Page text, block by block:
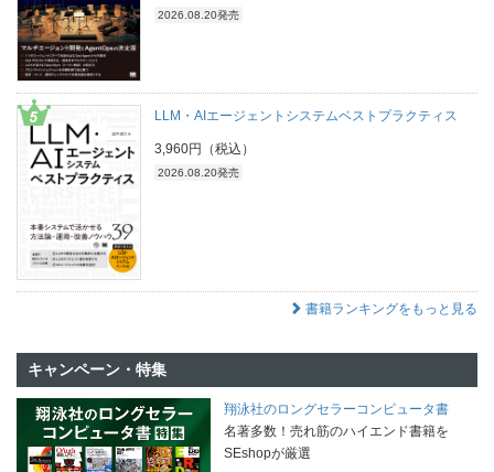
2026.08.20発売
LLM・AIエージェントシステムベストプラクティス
3,960円（税込）
2026.08.20発売
書籍ランキングをもっと見る
キャンペーン・特集
翔泳社のロングセラーコンピュータ書
名著多数！売れ筋のハイエンド書籍を
SEshopが厳選